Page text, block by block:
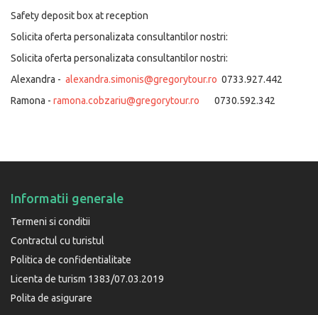
Safety deposit box at reception
Solicita oferta personalizata consultantilor nostri:
Solicita oferta personalizata consultantilor nostri:
Alexandra - alexandra.simonis@gregorytour.ro 0733.927.442
Ramona - ramona.cobzariu@gregorytour.ro 0730.592.342
Informatii generale
Termeni si conditii
Contractul cu turistul
Politica de confidentialitate
Licenta de turism 1383/07.03.2019
Polita de asigurare